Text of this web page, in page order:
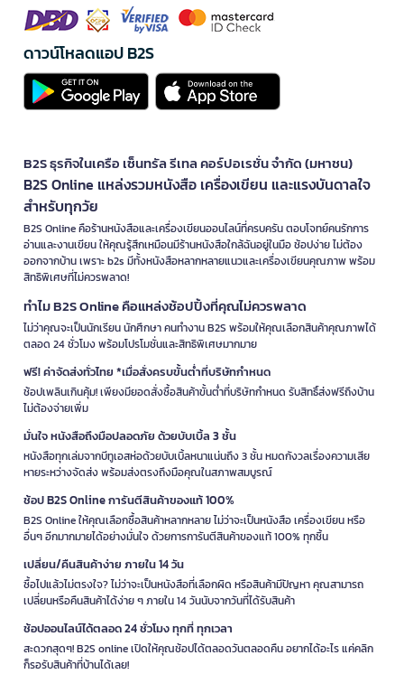
ดาวน์โหลดแอป B2S
B2S ธุรกิจในเครือ เซ็นทรัล รีเทล คอร์ปอเรชั่น จำกัด (มหาชน)
B2S Online แหล่งรวมหนังสือ เครื่องเขียน และแรงบันดาลใจ
สำหรับทุกวัย
B2S Online คือร้านหนังสือและเครื่องเขียนออนไลน์ที่ครบครัน ตอบโจทย์คนรักการ
อ่านและงานเขียน ให้คุณรู้สึกเหมือนมีร้านหนังสือใกล้ฉันอยู่ในมือ ช้อปง่าย ไม่ต้อง
ออกจากบ้าน เพราะ b2s มีทั้งหนังสือหลากหลายแนวและเครื่องเขียนคุณภาพ พร้อม
สิทธิพิเศษที่ไม่ควรพลาด!
ทำไม B2S Online คือแหล่งช้อปปิ้งที่คุณไม่ควรพลาด
ไม่ว่าคุณจะเป็นนักเรียน นักศึกษา คนทำงาน B2S พร้อมให้คุณเลือกสินค้าคุณภาพได้
ตลอด 24 ชั่วโมง พร้อมโปรโมชั่นและสิทธิพิเศษมากมาย
ฟรี! ค่าจัดส่งทั่วไทย *เมื่อสั่งครบขั้นต่ำที่บริษัทกำหนด
ช้อปเพลินเกินคุ้ม! เพียงมียอดสั่งซื้อสินค้าขั้นต่ำที่บริษัทกำหนด รับสิทธิ์ส่งฟรีถึงบ้าน
ไม่ต้องจ่ายเพิ่ม
มั่นใจ หนังสือถึงมือปลอดภัย ด้วยบับเบิ้ล 3 ชั้น
หนังสือทุกเล่มจากบีทูเอสห่อด้วยบับเบิ้ลหนาแน่นถึง 3 ชั้น หมดกังวลเรื่องความเสีย
หายระหว่างจัดส่ง พร้อมส่งตรงถึงมือคุณในสภาพสมบูรณ์
ช้อป B2S Online การันตีสินค้าของแท้ 100%
B2S Online ให้คุณเลือกซื้อสินค้าหลากหลาย ไม่ว่าจะเป็นหนังสือ เครื่องเขียน หรือ
อื่นๆ อีกมากมายได้อย่างมั่นใจ ด้วยการการันตีสินค้าของแท้ 100% ทุกชิ้น
เปลี่ยน/คืนสินค้าง่าย ภายใน 14 วัน
ซื้อไปแล้วไม่ตรงใจ? ไม่ว่าจะเป็นหนังสือที่เลือกผิด หรือสินค้ามีปัญหา คุณสามารถ
เปลี่ยนหรือคืนสินค้าได้ง่าย ๆ ภายใน 14 วันนับจากวันที่ได้รับสินค้า
ช้อปออนไลน์ได้ตลอด 24 ชั่วโมง ทุกที่ ทุกเวลา
สะดวกสุดๆ! B2S online เปิดให้คุณช้อปได้ตลอดวันตลอดคืน อยากได้อะไร แค่คลิก
ก็รอรับสินค้าที่บ้านได้เลย!